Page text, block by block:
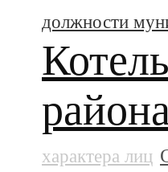
должности
характера лиц